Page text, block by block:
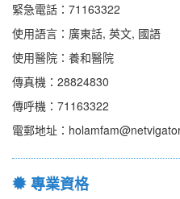
緊急電話：71163322
使用語言：廣東話, 英文, 國語
使用醫院：養和醫院
傳真機：28824830
傳呼機：71163322
電郵地址：
專業資格